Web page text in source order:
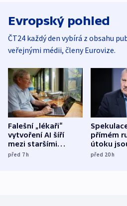
Evropský pohled
ČT24 každý den vybírá z obsahu
veřejnými médii, členy Eurovize.
Falešní „lékaři“
vytvoření AI šíří
mezi staršími
Poláky nebezpečné
před 7h
přímém
útoku
míní
před 20h